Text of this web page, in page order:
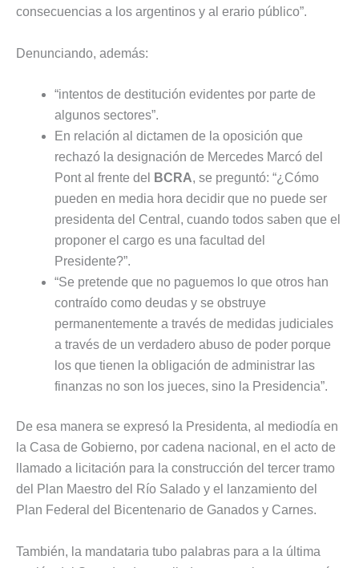
consecuencias a los argentinos y al erario público”.
Denunciando, además:
“intentos de destitución evidentes por parte de
algunos sectores”.
En relación al dictamen de la oposición que
rechazó la designación de Mercedes Marcó del
Pont al frente del
BCRA, se preguntó: “¿Cómo
pueden en media hora decidir que no puede ser
presidenta del Central, cuando todos saben que el
proponer el cargo es una facultad del
Presidente?”.
“Se pretende que no paguemos lo que otros han
contraído como deudas y se obstruye
permanentemente a través de medidas judiciales
a través de un verdadero abuso de poder porque
los que tienen la obligación de administrar las
finanzas no son los jueces, sino la Presidencia”.
De esa manera se expresó la Presidenta, al mediodía en
la Casa de Gobierno, por cadena nacional, en el acto de
llamado a licitación para la construcción del tercer tramo
del Plan Maestro del Río Salado y el lanzamiento del
Plan Federal del Bicentenario de Ganados y Carnes.
También, la mandataria tubo palabras para a la última